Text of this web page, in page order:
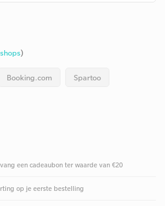
)
Booking.com Spartoo
een cadeaubon ter waarde van €20
op je eerste bestelling